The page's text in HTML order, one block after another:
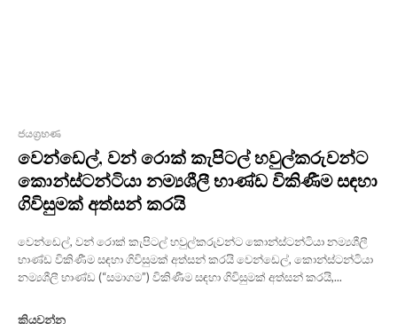
ජයග්‍රහණ
වෙන්ඩෙල්, වන් රොක් කැපිටල් හවුල්කරුවන්ට
කොන්ස්ටන්ටියා නම්‍යශීලී භාණ්ඩ විකිණීම සඳහා
ගිවිසුමක් අත්සන් කරයි
වෙන්ඩෙල්, වන් රොක් කැපිටල් හවුල්කරුවන්ට කොන්ස්ටන්ටියා නම්‍යශීලී
භාණ්ඩ විකිණීම සඳහා ගිවිසුමක් අත්සන් කරයි වෙන්ඩෙල්, කොන්ස්ටන්ටියා
නම්‍යශීලී භාණ්ඩ (“සමාගම”) විකිණීම සඳහා ගිවිසුමක් අත්සන් කරයි,...
කියවන්න